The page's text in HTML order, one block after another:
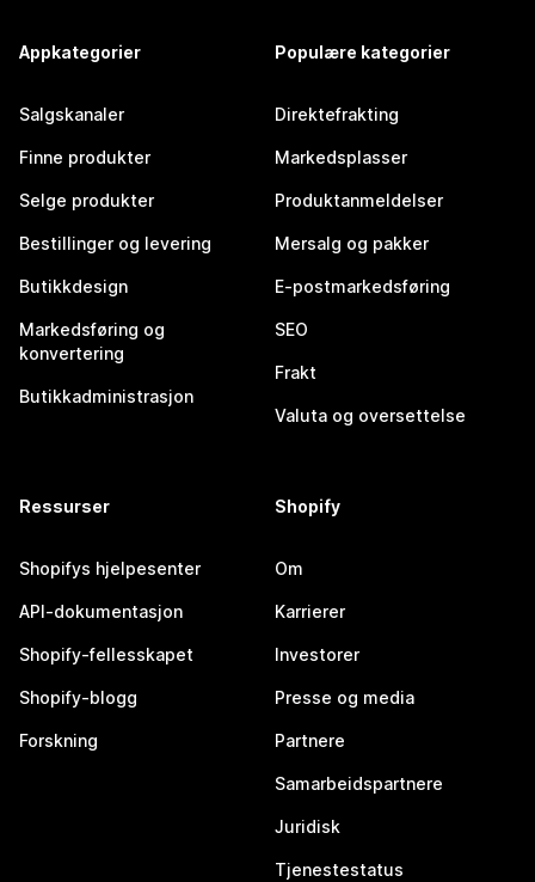
Appkategorier
Salgskanaler
Finne produkter
Selge produkter
Bestillinger og levering
Butikkdesign
Markedsføring og
konvertering
Butikkadministrasjon
Populære kategorier
Direktefrakting
Markedsplasser
Produktanmeldelser
Mersalg og pakker
E-postmarkedsføring
SEO
Frakt
Valuta og oversettelse
Ressurser
Shopifys hjelpesenter
API-dokumentasjon
Shopify-fellesskapet
Shopify-blogg
Forskning
Shopify
Om
Karrierer
Investorer
Presse og media
Partnere
Samarbeidspartnere
Juridisk
Tjenestestatus